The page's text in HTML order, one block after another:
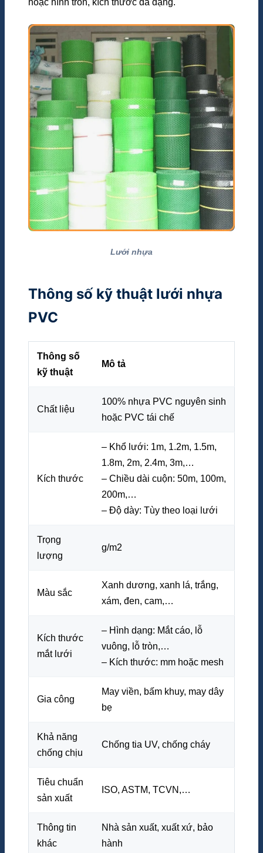
hoặc hình tròn, kích thước đa dạng.
Lưới nhựa
Thông số kỹ thuật lưới nhựa
PVC
Thông số
kỹ thuật
Mô tả
Chất liệu
100% nhựa PVC nguyên sinh
hoặc PVC tái chế
Kích thước
– Khổ lưới: 1m, 1.2m, 1.5m,
1.8m, 2m, 2.4m, 3m,…
– Chiều dài cuộn: 50m, 100m,
200m,…
– Độ dày: Tùy theo loại lưới
Trọng
lượng
g/m2
Màu sắc
Xanh dương, xanh lá, trắng,
xám, đen, cam,…
Kích thước
mắt lưới
– Hình dạng: Mắt cáo, lỗ
vuông, lỗ tròn,…
– Kích thước: mm hoặc mesh
Gia công
May viền, bấm khuy, may dây
bẹ
Khả năng
chống chịu
Chống tia UV, chống cháy
Tiêu chuẩn
sản xuất
ISO, ASTM, TCVN,…
Thông tin
khác
Nhà sản xuất, xuất xứ, bảo
hành